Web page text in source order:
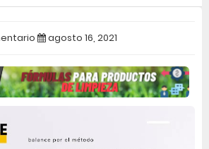
agosto 16, 2021